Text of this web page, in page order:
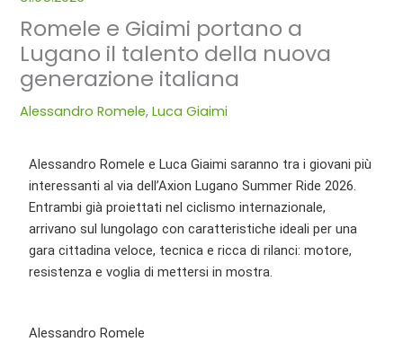
Romele e Giaimi portano a
Lugano il talento della nuova
generazione italiana
Alessandro Romele,Luca Giaimi
Alessandro Romele e Luca Giaimi saranno tra i giovani più
interessanti al via dell’Axion Lugano Summer Ride 2026.
Entrambi già proiettati nel ciclismo internazionale,
arrivano sul lungolago con caratteristiche ideali per una
gara cittadina veloce, tecnica e ricca di rilanci: motore,
resistenza e voglia di mettersi in mostra.
Alessandro Romele